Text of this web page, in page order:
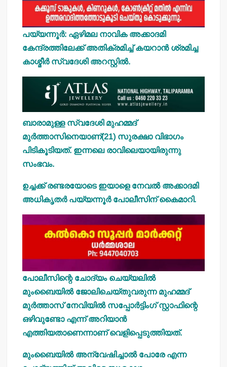
പയ്യന്നൂര്‍: ഏഴിമല നാവിക അക്കാദമി
കേന്ദ്രത്തിലേക്ക് അതിക്രമിച്ച് കയറാന്‍ ശ്രമിച്ച
കാശ്മീര്‍ സ്വദേശി അറസ്റ്റില്‍.
ബാരാമുള്ള സ്വദേശി മുഹമ്മദ്
മുര്‍ത്താസിനെയാണ്(21) സുരക്ഷാ വിഭാഗം
പിടികൂടിയത്. ഇന്നലെ രാവിലെയായിരുന്നു
സംഭവം.
ഉച്ചക്ക് രണ്ടരയോടെ ഇയാളെ നേവല്‍ അക്കാദമി
അധികൃതര്‍ പയ്യന്നൂര്‍ പോലീസിന് കൈമാറി.
പോലീസിന്റെ ചോദ്യം ചെയ്യലില്‍
മുംബൈയില്‍ ജോലിചെയ്തുവരുന്ന മുഹമ്മദ്
മുര്‍ത്താസ് നേവിയില്‍ സപ്പോര്‍ട്ടിംഗ് സ്റ്റാഫിന്റെ
ഒഴിവുണ്ടോ എന്ന് അറിയാന്‍
എത്തിയതാണെന്നാണ് വെളിപ്പെടുത്തിയത്.
മുംബൈയില്‍ അന്വേഷിച്ചാല്‍ പോരേ എന്ന